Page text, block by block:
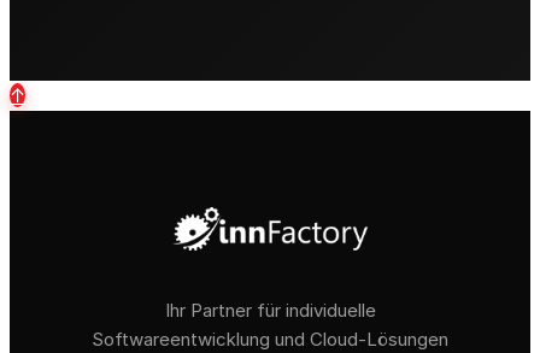
↑
Ihr Partner für individuelle
Softwareentwicklung und Cloud-Lösungen